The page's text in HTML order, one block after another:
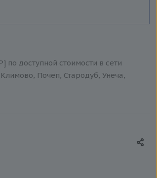
доступной стоимости в сети
Почеп, Стародуб, Унеча,